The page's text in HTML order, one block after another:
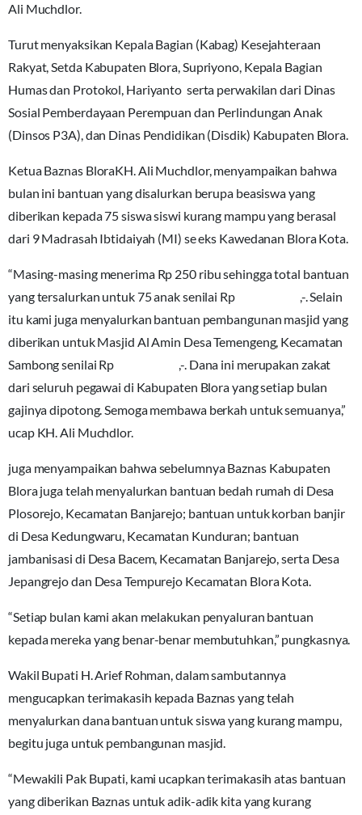
Ali Muchdlor.
Turut menyaksikan Kepala Bagian (Kabag) Kesejahteraan
Rakyat, Setda Kabupaten Blora, Supriyono, Kepala Bagian
Humas dan Protokol, Hariyanto serta perwakilan dari Dinas
Sosial Pemberdayaan Perempuan dan Perlindungan Anak
(Dinsos P3A), dan Dinas Pendidikan (Disdik) Kabupaten Blora.
Ketua Baznas BloraKH. Ali Muchdlor, menyampaikan bahwa
bulan ini bantuan yang disalurkan berupa beasiswa yang
diberikan kepada 75 siswa siswi kurang mampu yang berasal
dari 9 Madrasah Ibtidaiyah (MI) se eks Kawedanan Blora Kota.
“Masing-masing menerima Rp 250 ribu sehingga total bantuan
yang tersalurkan untuk 75 anak senilai Rp
,-. Selain
itu kami juga menyalurkan bantuan pembangunan masjid yang
diberikan untuk Masjid Al Amin Desa Temengeng, Kecamatan
Sambong senilai Rp
,-. Dana ini merupakan zakat
dari seluruh pegawai di Kabupaten Blora yang setiap bulan
gajinya dipotong. Semoga membawa berkah untuk semuanya,”
ucap KH. Ali Muchdlor.
juga menyampaikan bahwa sebelumnya Baznas Kabupaten
Blora juga telah menyalurkan bantuan bedah rumah di Desa
Plosorejo, Kecamatan Banjarejo; bantuan untuk korban banjir
di Desa Kedungwaru, Kecamatan Kunduran; bantuan
jambanisasi di Desa Bacem, Kecamatan Banjarejo, serta Desa
Jepangrejo dan Desa Tempurejo Kecamatan Blora Kota.
“Setiap bulan kami akan melakukan penyaluran bantuan
kepada mereka yang benar-benar membutuhkan,” pungkasnya.
Wakil Bupati H. Arief Rohman, dalam sambutannya
mengucapkan terimakasih kepada Baznas yang telah
menyalurkan dana bantuan untuk siswa yang kurang mampu,
begitu juga untuk pembangunan masjid.
“Mewakili Pak Bupati, kami ucapkan terimakasih atas bantuan
yang diberikan Baznas untuk adik-adik kita yang kurang